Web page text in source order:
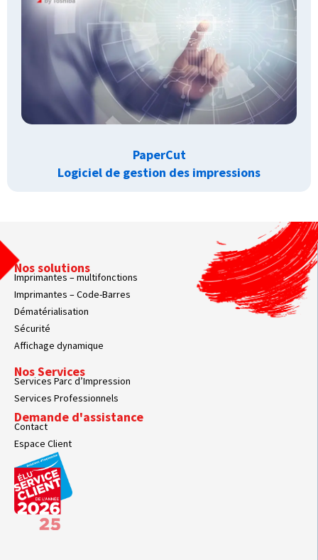
PaperCut
Logiciel de gestion des impressions
Nos solutions
Imprimantes – multifonctions
Imprimantes – Code-Barres
Dématérialisation
Sécurité
Affichage dynamique
Nos Services
Services Parc d’Impression
Services Professionnels
Demande d'assistance
Contact
Espace Client